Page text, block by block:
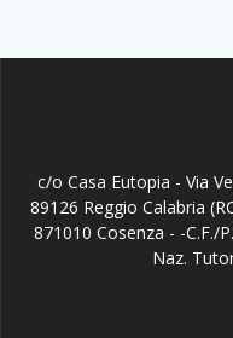
c/o Casa Eutopia - Via
89126 Reggio Calabria
871010 Cosenza - -C.F./
Naz.